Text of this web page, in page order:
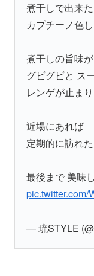
煮干しで出来た
カプチーノ色
煮干しの旨味
グビグビと ス
レンゲが止ま
近場にあれば
定期的に訪れ
最後まで 美味
pic.twitter.com/
— 琉STYLE